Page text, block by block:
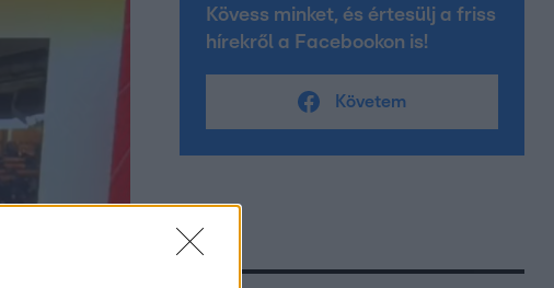
Kövess minket, és értesülj a friss
hírekről a Facebookon is!
Követem